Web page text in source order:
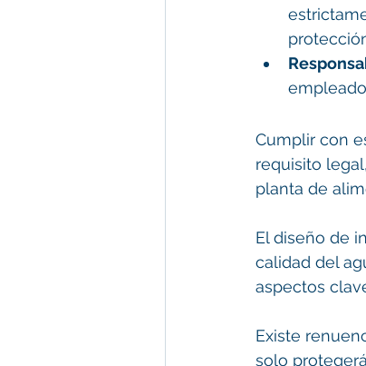
Cumplir con
requisito
planta de
El diseño de
calidad del
aspectos
Existe
solo